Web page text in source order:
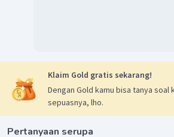
Klaim Gold gratis sekarang!
Dengan Gold kamu bisa tanya soal
sepuasnya, lho.
Pertanyaan serupa